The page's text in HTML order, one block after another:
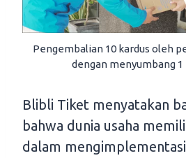
Pengembalian 10 kardus oleh
dengan menyumbang
Blibli Tiket menyatakan
bahwa dunia usaha
dalam